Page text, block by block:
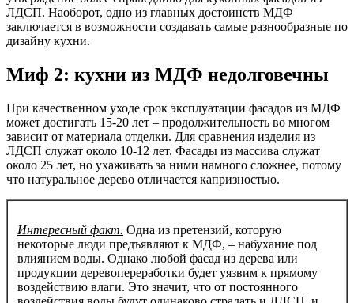
ЛДСП. Наоборот, одно из главных достоинств МДФ
заключается в возможности создавать самые разнообразные по
дизайну кухни.
Миф 2: кухни из МДФ недолговечны
При качественном уходе срок эксплуатации фасадов из МДФ
может достигать 15-20 лет – продолжительность во многом
зависит от материала отделки. Для сравнения изделия из
ЛДСП служат около 10-12 лет. Фасады из массива служат
около 25 лет, но ухаживать за ними намного сложнее, потому
что натуральное дерево отличается капризностью.
Интересный факт. Одна из претензий, которую
некоторые люди предъявляют к МДФ, – набухание под
влиянием воды. Однако любой фасад из дерева или
продукции деревопереработки будет уязвим к прямому
воздействию влаги. Это значит, что от постоянного